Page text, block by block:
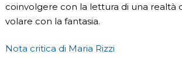
coinvolgere con la lettura di una realtà
volare con la fantasia.
Nota critica di Maria Rizzi